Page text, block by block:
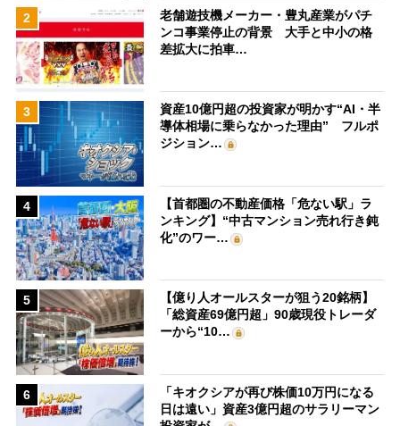
2
老舗遊技機メーカー・豊丸産業がパチ
ンコ事業停止の背景 大手と中小の格
差拡大に拍車…
3
資産10億円超の投資家が明かす“AI・半
導体相場に乗らなかった理由” フルポ
ジション…
4
【首都圏の不動産価格「危ない駅」ラ
ンキング】“中古マンション売れ行き鈍
化”のワー…
5
【億り人オールスターが狙う20銘柄】
「総資産69億円超」90歳現役トレーダ
ーから“10…
6
「キオクシアが再び株価10万円になる
日は遠い」資産3億円超のサラリーマン